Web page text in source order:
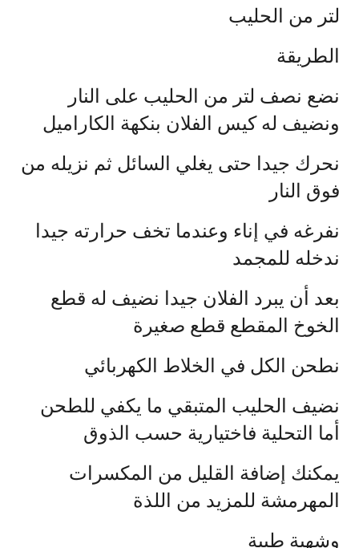
لتر من الحليب
الطريقة
نضع نصف لتر من الحليب على النار
ونضيف له كيس الفلان بنكهة الكاراميل
نحرك جيدا حتى يغلي السائل ثم نزيله من
فوق النار
نفرغه في إناء وعندما تخف حرارته جيدا
ندخله للمجمد
بعد أن يبرد الفلان جيدا نضيف له قطع
الخوخ المقطع قطع صغيرة
نطحن الكل في الخلاط الكهربائي
نضيف الحليب المتبقي ما يكفي للطحن
أما التحلية فاختيارية حسب الذوق
يمكنك إضافة القليل من المكسرات
المهرمشة للمزيد من اللذة
وشهية طيبة